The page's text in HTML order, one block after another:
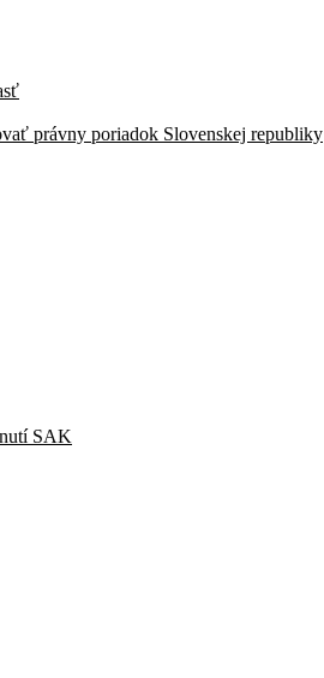
právny poriadok Slovenskej republiky
SAK